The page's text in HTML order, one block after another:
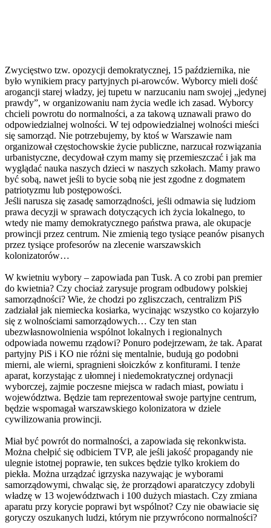
Zwycięstwo tzw. opozycji demokratycznej, 15 października, nie
było wynikiem pracy partyjnych pi-arowców. Wyborcy mieli dość
arogancji starej władzy, jej tupetu w narzucaniu nam swojej „jedynej
prawdy”, w organizowaniu nam życia wedle ich zasad. Wyborcy
chcieli powrotu do normalności, a za takową uznawali prawo do
odpowiedzialnej wolności. W tej odpowiedzialnej wolności mieści
się samorząd. Nie potrzebujemy, by ktoś w Warszawie nam
organizował częstochowskie życie publiczne, narzucał rozwiązania
urbanistyczne, decydował czym mamy się przemieszczać i jak ma
wyglądać nauka naszych dzieci w naszych szkołach. Mamy prawo
być sobą, nawet jeśli to bycie sobą nie jest zgodne z dogmatem
patriotyzmu lub postępowości.
Jeśli narusza się zasadę samorządności, jeśli odmawia się ludziom
prawa decyzji w sprawach dotyczących ich życia lokalnego, to
wtedy nie mamy demokratycznego państwa prawa, ale okupacje
prowincji przez centrum. Nie zmienią tego tysiące peanów pisanych
przez tysiące profesorów na zlecenie warszawskich
kolonizatorów…
W kwietniu wybory – zapowiada pan Tusk. A co zrobi pan premier
do kwietnia? Czy chociaż zarysuje program odbudowy polskiej
samorządności? Wie, że chodzi po zgliszczach, centralizm PiS
zadziałał jak niemiecka kosiarka, wycinając wszystko co kojarzyło
się z wolnościami samorządowych… Czy ten stan
ubezwłasnowolnienia wspólnot lokalnych i regionalnych
odpowiada nowemu rządowi? Ponuro podejrzewam, że tak. Aparat
partyjny PiS i KO nie różni się mentalnie, budują go podobni
mierni, ale wierni, spragnieni słoiczków z konfiturami. I tenże
aparat, korzystając z ułomnej i niedemokratycznej ordynacji
wyborczej, zajmie poczesne miejsca w radach miast, powiatu i
województwa. Będzie tam reprezentował swoje partyjne centrum,
będzie wspomagał warszawskiego kolonizatora w dziele
cywilizowania prowincji.
Miał być powrót do normalności, a zapowiada się rekonkwista.
Można chełpić się odbiciem TVP, ale jeśli jakość propagandy nie
ulegnie istotnej poprawie, ten sukces będzie tylko krokiem do
piekła. Można urządzać igrzyska nazywając je wyborami
samorządowymi, chwaląc się, że prorządowi aparatczycy zdobyli
władzę w 13 województwach i 100 dużych miastach. Czy zmiana
aparatu przy korycie poprawi byt wspólnot? Czy nie obawiacie się
goryczy oszukanych ludzi, którym nie przywrócono normalności?